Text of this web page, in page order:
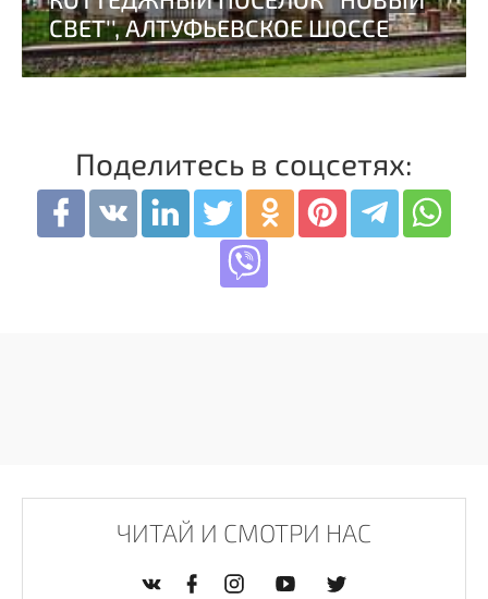
Поделитесь в соцсетях:
ЧИТАЙ И СМОТРИ НАС